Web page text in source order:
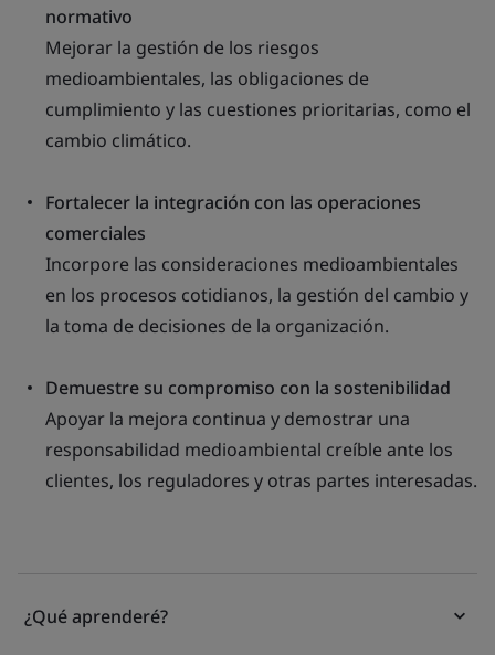
normativo
Mejorar la gestión de los riesgos
medioambientales, las obligaciones de
cumplimiento y las cuestiones prioritarias, como el
cambio climático.
Fortalecer la integración con las operaciones
comerciales
Incorpore las consideraciones medioambientales
en los procesos cotidianos, la gestión del cambio y
la toma de decisiones de la organización.
Demuestre su compromiso con la sostenibilidad
Apoyar la mejora continua y demostrar una
responsabilidad medioambiental creíble ante los
clientes, los reguladores y otras partes interesadas.
¿Qué aprenderé?